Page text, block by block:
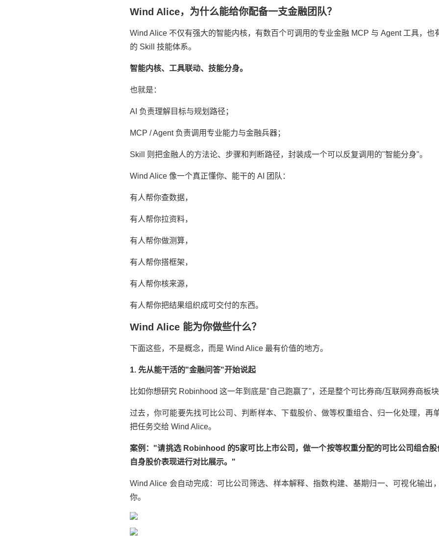
Wind Alice，为什么能给你配备一支金融团队？
Wind Alice 不仅有强大的智能内核，有数百个可调用的专业金融 MCP 与 Agent 工具，也
的 Skill 技能体系。
智能内核、工具联动、技能分身。
也就是：
AI 负责理解目标与规划路径；
MCP / Agent 负责调用专业能力与金融兵器；
Skill 则把金融人的方法论、步骤和判断路径，封装成一个可以反复调用的"智能分身"。
Wind Alice 像一个真正懂你、能干的 AI 团队：
有人帮你查数据，
有人帮你拉资料，
有人帮你做测算，
有人帮你搭框架，
有人帮你核来源，
有人帮你把结果组织成可交付的东西。
Wind Alice 能为你做些什么？
下面这些，不是概念，而是 Wind Alice 最有价值的地方。
1. 先从能干活的"金融问答"开始说起
比如你想研究 Robinhood 这一年到底是"自己跑赢了"，还是整个可比券商/互联网券商板
过去，你可能要先找可比公司、判断样本、下载股价、做等权重组合、归一化处理，再
把任务交给 Wind Alice。
案例："请挑选 Robinhood 的5家可比上市公司，做一个按等权重分配的可比公司组合
自身股价表现进行对比展示。"
Wind Alice 会自动完成：可比公司筛选、样本解释、指数构建、基期归一、可视化输出
你。